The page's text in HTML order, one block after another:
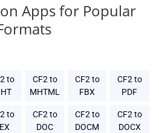
Apps for Popular
to
CF2 to
MHTML
CF2 to
FBX
CF2 to
PDF
to
CF2 to
DOC
CF2 to
DOCM
CF2 to
DOCX